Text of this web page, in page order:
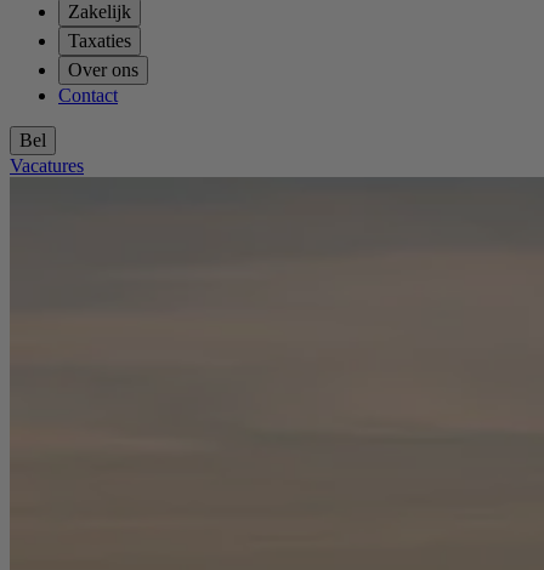
Zakelijk
Taxaties
Over ons
Contact
Bel
Vacatures